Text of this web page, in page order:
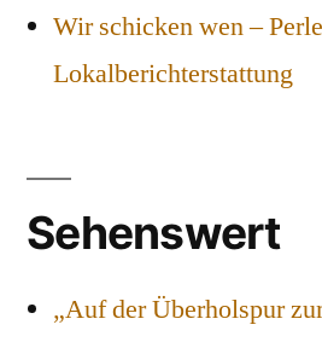
Wir schicken wen –
Lokalberichterstattung
Sehenswert
„Auf der Überholspur